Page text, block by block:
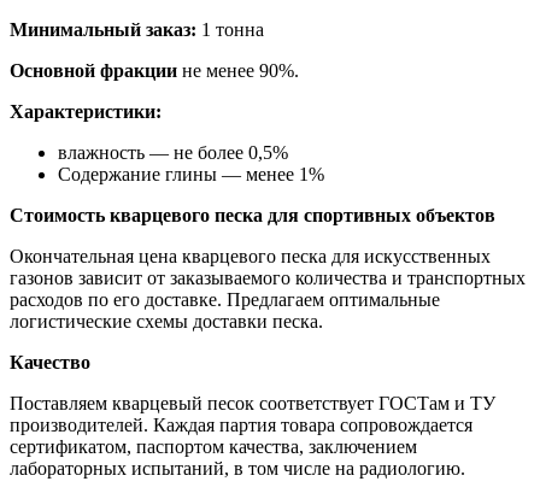
Минимальный заказ: 1 тонна
Основной фракции не менее 90%.
Характеристики:
влажность — не более 0,5%
Содержание глины — менее 1%
Стоимость кварцевого песка для спортивных объектов
Окончательная цена кварцевого песка для искусственных
газонов зависит от заказываемого количества и транспортных
расходов по его доставке. Предлагаем оптимальные
логистические схемы доставки песка.
Качество
Поставляем кварцевый песок соответствует ГОСТам и ТУ
производителей. Каждая партия товара сопровождается
сертификатом, паспортом качества, заключением
лабораторных испытаний, в том числе на радиологию.